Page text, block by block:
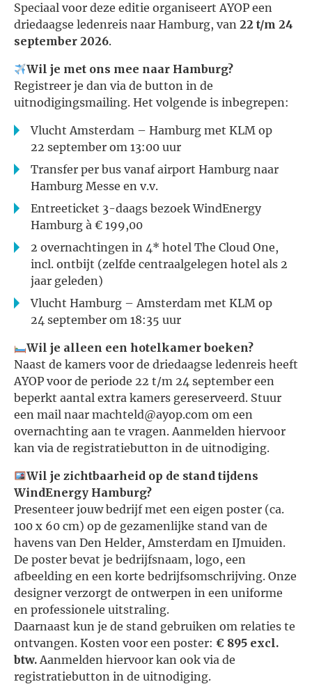
Speciaal voor deze editie organiseert AYOP een
driedaagse ledenreis naar Hamburg, van 22 t/m 24
september 2026.
Wil je met ons mee naar Hamburg?
Registreer je dan via de button in de
uitnodigingsmailing. Het volgende is inbegrepen:
Vlucht Amsterdam – Hamburg met KLM op
22 september om 13:00 uur
Transfer per bus vanaf airport Hamburg naar
Hamburg Messe en v.v.
Entreeticket 3-daags bezoek WindEnergy
Hamburg à € 199,00
2 overnachtingen in 4* hotel The Cloud One,
incl. ontbijt (zelfde centraalgelegen hotel als 2
jaar geleden)
Vlucht Hamburg – Amsterdam met KLM op
24 september om 18:35 uur
Wil je alleen een hotelkamer boeken?
Naast de kamers voor de driedaagse ledenreis heeft
AYOP voor de periode 22 t/m 24 september een
beperkt aantal extra kamers gereserveerd. Stuur
een mail naar machteld@ayop.com om een
overnachting aan te vragen. Aanmelden hiervoor
kan via de registratiebutton in de uitnodiging.
Wil je zichtbaarheid op de stand tijdens
WindEnergy Hamburg?
Presenteer jouw bedrijf met een eigen poster (ca.
100 x 60 cm) op de gezamenlijke stand van de
havens van Den Helder, Amsterdam en IJmuiden.
De poster bevat je bedrijfsnaam, logo, een
afbeelding en een korte bedrijfsomschrijving. Onze
designer verzorgt de ontwerpen in een uniforme
en professionele uitstraling.
Daarnaast kun je de stand gebruiken om relaties te
ontvangen. Kosten voor een poster: € 895 excl.
btw.Aanmelden hiervoor kan ook via de
registratiebutton in de uitnodiging.